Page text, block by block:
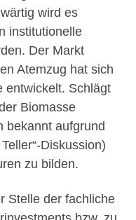
wird es
institutionelle
Der Markt
Atemzug hat sich
entwickelt. Schlägt
Biomasse
bekannt aufgrund
Diskussion)
zu bilden.
Stelle der fachliche